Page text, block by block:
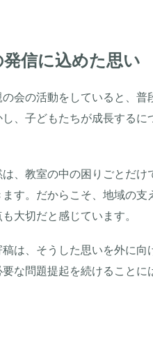
発信に込めた思い
の会の活動をしていると、
、子どもたちが成長するに
は、教室の中の困りごとだ
ます。だからこそ、地域の
大切だと感じています。
は、そうした思いを外に
な問題提起を続けることに